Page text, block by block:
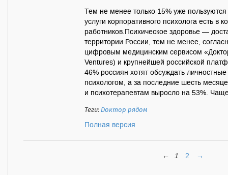
Тем не менее только 15% уже
услуги корпоративного психолога есть в
работников.Психическое здоровье —
территории России, тем не менее,
цифровым медицинским сервисом
Ventures) и крупнейшей российской
46% россиян хотят обсуждать
психологом, а за последние шесть
и психотерапевтам выросло на 53%.
Теги:Доктор рядом
Полная версия
← 1 2 →